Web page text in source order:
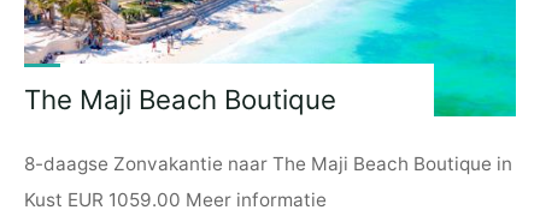
The Maji Beach Boutique
8-daagse Zonvakantie naar The Maji Beach Boutique in
Kust EUR 1059.00 Meer informatie